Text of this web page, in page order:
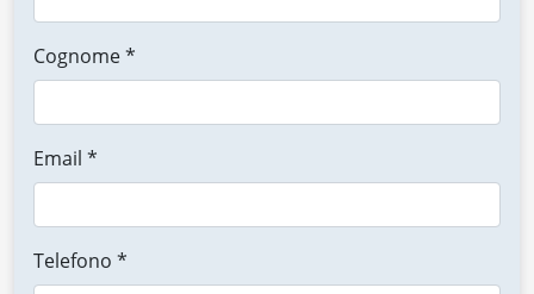
Cognome *
Email *
Telefono *